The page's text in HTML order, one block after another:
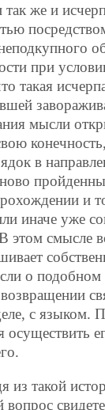
так же и
при
такая
мысли
в
и
иначе уже
этом смысле
о подобном
с языком.
осуществить
из такой